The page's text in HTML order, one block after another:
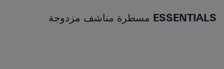
ESSENTIALS مسطرة مناشف مزدوجة